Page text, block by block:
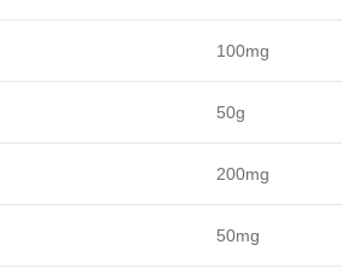
100mg
50g
200mg
50mg